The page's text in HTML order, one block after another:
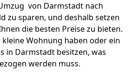
von Darmstadt nach
zu sparen, und deshalb setzen
die besten Preise zu bieten.
kleine Wohnung haben oder ein
in Darmstadt besitzen, was
werden muss.